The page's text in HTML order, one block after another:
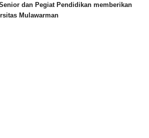
dan Pegiat Pendidikan memberikan
Mulawarman